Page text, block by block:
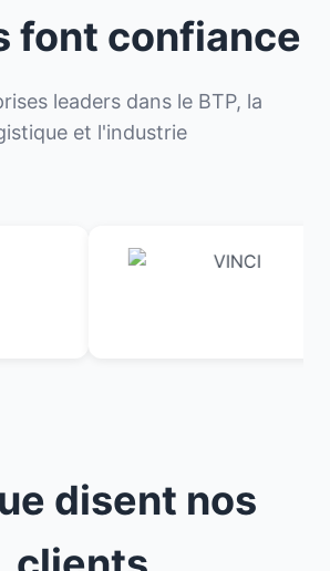
font confiance
leaders dans le BTP, la
et l'industrie
disent nos